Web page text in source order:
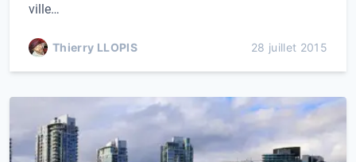
ville…
Thierry LLOPIS 28 juillet 2015